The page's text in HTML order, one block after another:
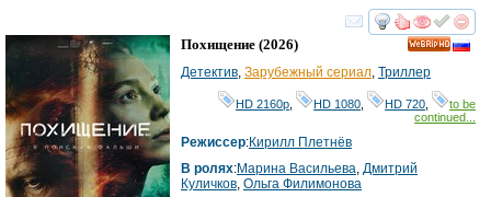
смотреть
Похищение (2026)
Детектив Зарубежный сериал Триллер
HD 2160р HD 1080 HD 720
to be
continued...
Режиссер:Кирилл Плетнёв
В ролях:Марина Васильева Дмитрий
Куличков Ольга Филимонова